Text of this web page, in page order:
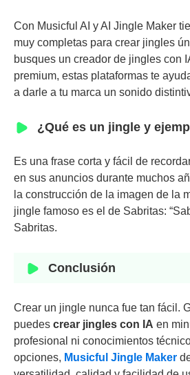
Con Musicful AI y AI Jingle Maker
muy completas para crear jingles
busques un creador de jingles con
premium, estas plataformas te
a darle a tu marca un sonido
¿Qué es un jingle y
Es una frase corta y fácil de
en sus anuncios durante muchos
la construcción de la imagen de la
jingle famoso es el de Sabritas:
Sabritas.
Conclusión
Crear un jingle nunca fue tan fácil.
puedes crear jingles con IA en
profesional ni conocimientos
opciones, Musicful Jingle Maker